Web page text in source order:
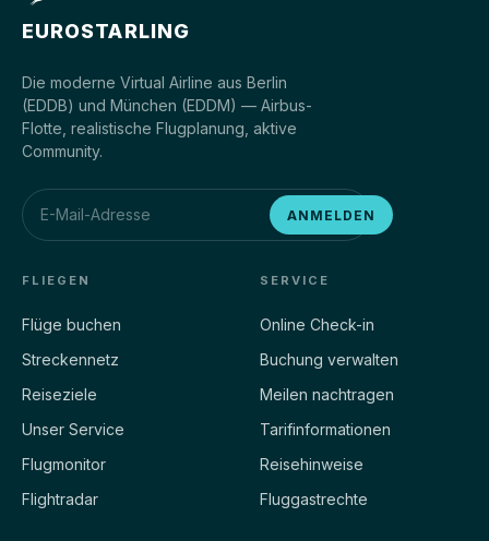
EUROSTARLING
Die moderne Virtual Airline aus Berlin
(EDDB) und München (EDDM) — Airbus-
Flotte, realistische Flugplanung, aktive
Community.
ANMELDEN
FLIEGEN
Flüge buchen
Streckennetz
Reiseziele
Unser Service
Flugmonitor
Flightradar
SERVICE
Online Check-in
Buchung verwalten
Meilen nachtragen
Tarifinformationen
Reisehinweise
Fluggastrechte